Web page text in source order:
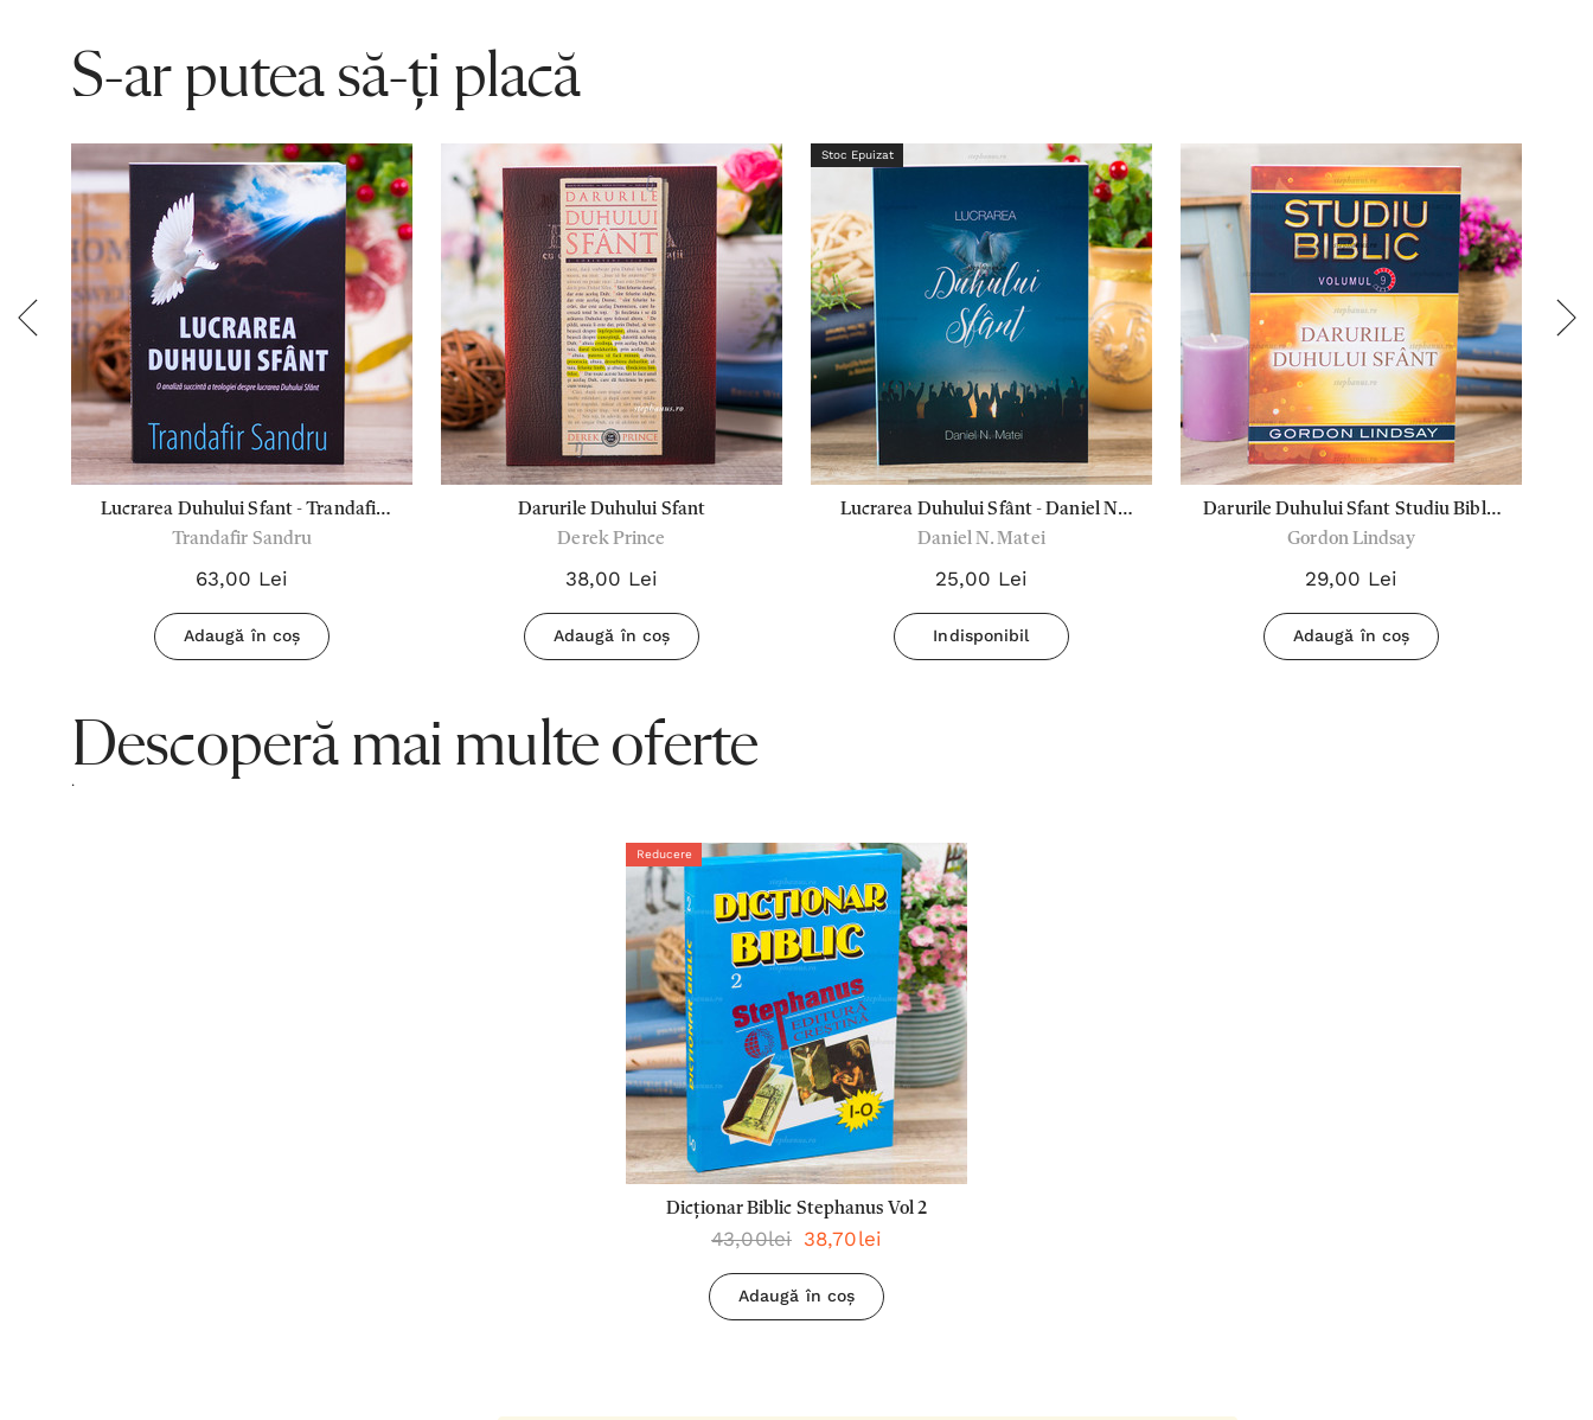
S-ar putea să-ți placă
Lucrarea Duhului Sfant - Trandafir
Sandru
Trandafir Sandru
63,00 Lei
Adaugă în coș
Darurile Duhului Sfant
Derek Prince
38,00 Lei
Adaugă în coș
Stoc Epuizat
Lucrarea Duhului Sfânt - Daniel N.
Matei
Daniel N. Matei
25,00 Lei
Indisponibil
Darurile Duhului Sfant Studiu Biblic
Vol 9
Gordon Lindsay
29,00 Lei
Adaugă în coș
Descoperă mai multe oferte
.
Reducere
Dicționar Biblic Stephanus Vol 2
43,00lei 38,70lei
Adaugă în coș